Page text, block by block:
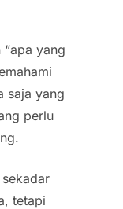
yang
saja yang
perlu
tetapi